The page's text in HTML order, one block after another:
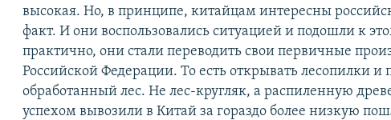
высокая. Но, в принципе, китайцам интересны
факт. И они воспользовались ситуацией и подошли к
практично, они стали переводить свои первичные
Российской Федерации. То есть открывать лесопилки и
обработанный лес. Не лес-кругляк, а распиленную
успехом вывозили в Китай за гораздо более низкую